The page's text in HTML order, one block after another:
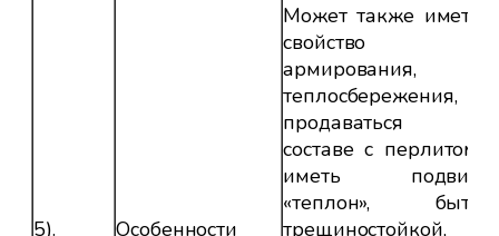
5). Особенности
Может также иметь
свойство
армирования,
теплосбережения,
продаваться в
составе с перлитом,
иметь подвид
«теплон», быть
трещиностойкой,